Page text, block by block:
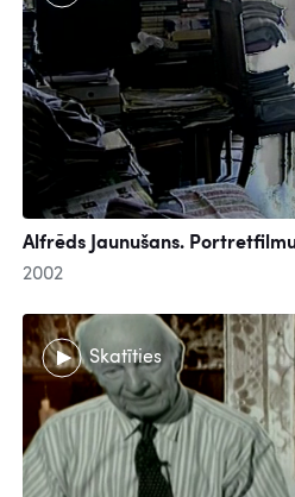
Alfrēds Jaunušans.
2002
Skatīties